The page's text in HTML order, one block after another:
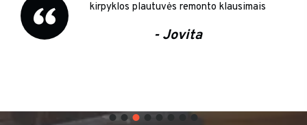
kirpyklos plautuvės remonto klausimais
- Jovita